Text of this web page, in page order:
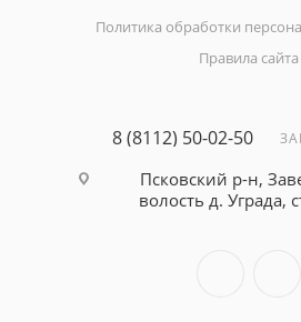
Политика обработки
Правила сайта
8 (8112) 50-02-50
Псковский р-н,
волость д. Уграда,